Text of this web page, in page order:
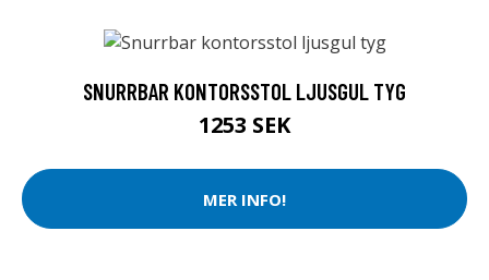
SNURRBAR KONTORSSTOL LJUSGUL TYG
1253 SEK
MER INFO!